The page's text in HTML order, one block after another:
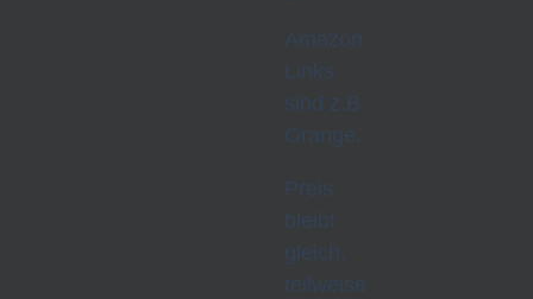
Amazon
Links
sind z.B.
Orange.
Preis
bleibt
gleich,
teilweise